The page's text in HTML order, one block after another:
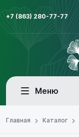
+7 (863) 280-77-77
Меню
Главная Каталог